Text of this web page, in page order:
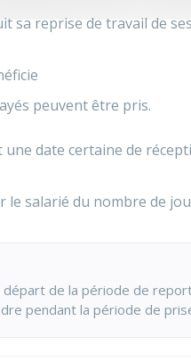
sa reprise de travail de
peuvent être pris.
date certaine de
salarié du nombre de
de la période de
pendant la période de